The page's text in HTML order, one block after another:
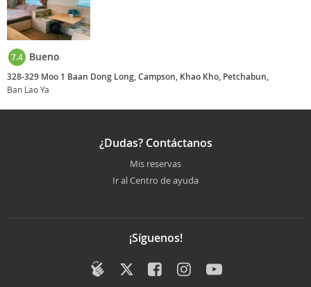
7.4 Bueno
328-329 Moo 1 Baan Dong Long, Campson, Khao Kho, Petchabun,
Ban Lao Ya
¿Dudas? Contáctanos
Mis reservas
Ir al Centro de ayuda
¡Síguenos!